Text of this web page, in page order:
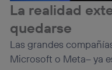
La realidad
quedarse
Las grandes
Microsoft o Meta– ya